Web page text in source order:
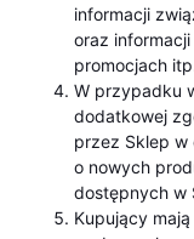
informacji
oraz
promocjach
W przypadku
dodatkowej
przez Sklep w
o nowych
dostępnych w
Kupujący